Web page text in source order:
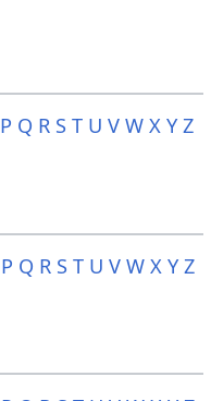
P Q R S T U V W X Y Z
P Q R S T U V W X Y Z